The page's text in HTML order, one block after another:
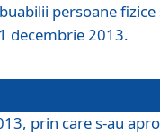
persoane fizice
decembrie 2013.
prin care s-au